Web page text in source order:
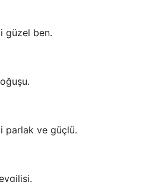
güzel ben.
parlak ve güçlü.